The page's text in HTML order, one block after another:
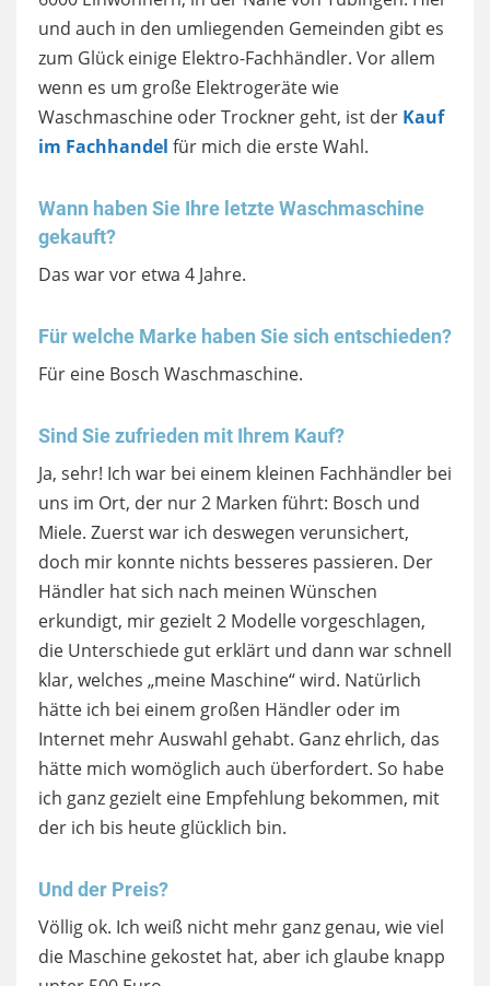
und auch in den umliegenden Gemeinden gibt es
zum Glück einige Elektro-Fachhändler. Vor allem
wenn es um große Elektrogeräte wie
Waschmaschine oder Trockner geht, ist der Kauf
im Fachhandel für mich die erste Wahl.
Wann haben Sie Ihre letzte Waschmaschine
gekauft?
Das war vor etwa 4 Jahre.
Für welche Marke haben Sie sich entschieden?
Für eine Bosch Waschmaschine.
Sind Sie zufrieden mit Ihrem Kauf?
Ja, sehr! Ich war bei einem kleinen Fachhändler bei
uns im Ort, der nur 2 Marken führt: Bosch und
Miele. Zuerst war ich deswegen verunsichert,
doch mir konnte nichts besseres passieren. Der
Händler hat sich nach meinen Wünschen
erkundigt, mir gezielt 2 Modelle vorgeschlagen,
die Unterschiede gut erklärt und dann war schnell
klar, welches „meine Maschine“ wird. Natürlich
hätte ich bei einem großen Händler oder im
Internet mehr Auswahl gehabt. Ganz ehrlich, das
hätte mich womöglich auch überfordert. So habe
ich ganz gezielt eine Empfehlung bekommen, mit
der ich bis heute glücklich bin.
Und der Preis?
Völlig ok. Ich weiß nicht mehr ganz genau, wie viel
die Maschine gekostet hat, aber ich glaube knapp